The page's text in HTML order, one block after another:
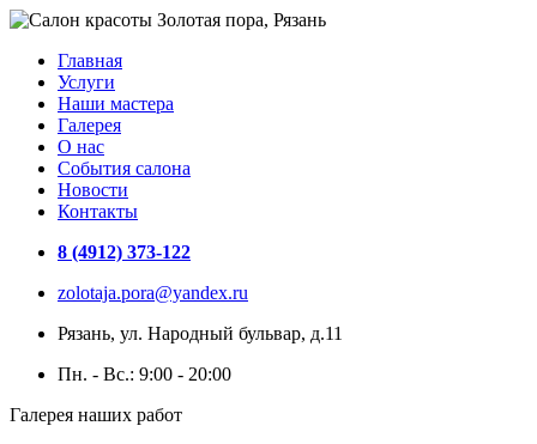
Главная
Услуги
Наши мастера
Галерея
О нас
События салона
Новости
Контакты
8 (4912) 373-122
zolotaja.pora@yandex.ru
Рязань, ул. Народный бульвар, д.11
Пн. - Вс.: 9:00 - 20:00
Галерея наших работ